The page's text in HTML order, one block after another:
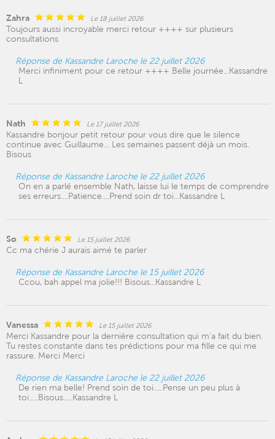
Zahra Le 18 juillet 2026
Toujours aussi incroyable merci retour ++++ sur plusieurs
consultations
Réponse de Kassandre Laroche le 22 juillet 2026
Merci infiniment pour ce retour ++++ Belle journée...Kassandre
L
Nath Le 17 juillet 2026
Kassandre bonjour petit retour pour vous dire que le silence
continue avec Guillaume... Les semaines passent déjà un mois.
Bisous
Réponse de Kassandre Laroche le 22 juillet 2026
On en a parlé ensemble Nath, laisse lui le temps de comprendre
ses erreurs....Patience....Prend soin dr toi...Kassandre L
So Le 15 juillet 2026
Cc ma chérie J aurais aimé te parler
Réponse de Kassandre Laroche le 15 juillet 2026
Ccou, bah appel ma jolie!!! Bisous...Kassandre L
Vanessa Le 15 juillet 2026
Merci Kassandre pour la dernière consultation qui m'a fait du bien.
Tu restes constante dans tes prédictions pour ma fille ce qui me
rassure. Merci Merci
Réponse de Kassandre Laroche le 22 juillet 2026
De rien ma belle! Prend soin de toi.....Pense un peu plus à
toi.....Bisous.....Kassandre L